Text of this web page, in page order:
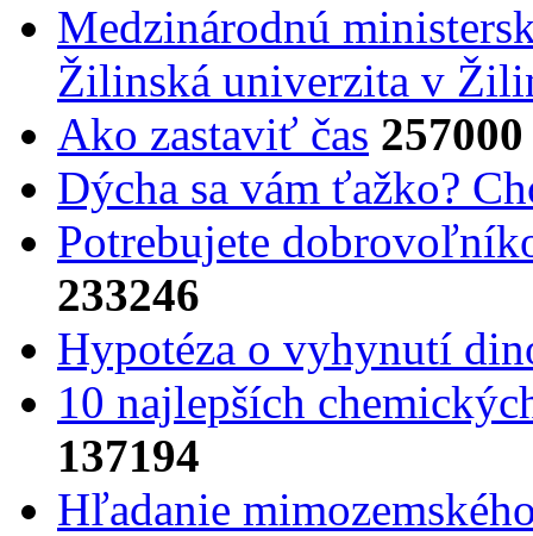
Medzinárodnú
Žilinská univerzita v
Ako zastaviť čas 257000
Dýcha sa vám ťažko?
Potrebujet​e
233246
Hypotéza o vyhynutí
10 najlepších
137194
Hľadanie